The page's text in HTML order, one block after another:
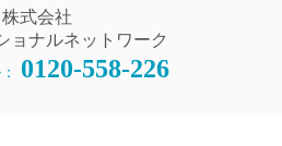
株式会社
ョナルネットワーク
0120-558-226